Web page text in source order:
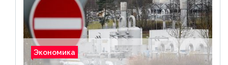
Экономика